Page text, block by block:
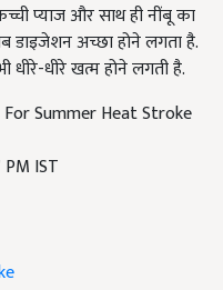
प्याज और साथ ही नींबू का
डाइजेशन अच्छा होने लगता है.
धीरे-धीरे खत्म होने लगती है.
Summer Heat Stroke
IST